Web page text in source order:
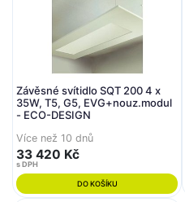
Závěsné svítidlo SQT 200 4 x
35W, T5, G5, EVG+nouz.modul
- ECO-DESIGN
Více než 10 dnů
33 420 Kč
s DPH
DO KOŠÍKU